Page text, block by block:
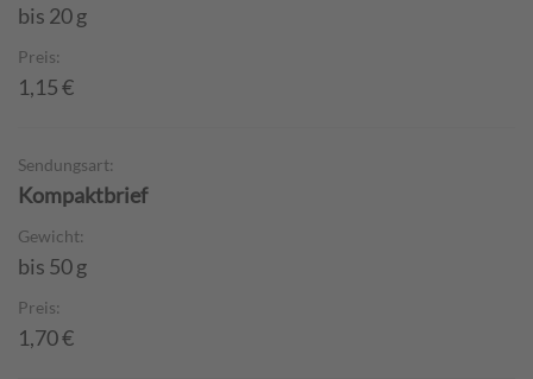
bis 20 g
Preis:
1,15 €
Sendungsart:
Kompaktbrief
Gewicht:
bis 50 g
Preis:
1,70 €